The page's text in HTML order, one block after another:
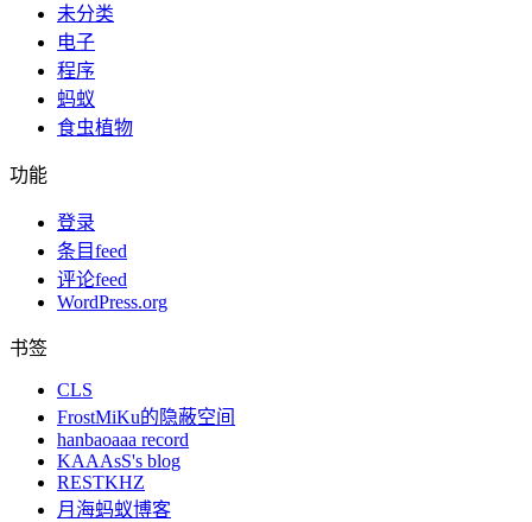
未分类
电子
程序
蚂蚁
食虫植物
功能
登录
条目feed
评论feed
WordPress.org
书签
CLS
FrostMiKu的隐蔽空间
hanbaoaaa record
KAAAsS's blog
RESTKHZ
月海蚂蚁博客